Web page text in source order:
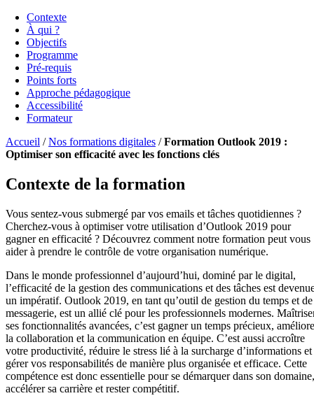
Contexte
À qui ?
Objectifs
Programme
Pré-requis
Points forts
Approche pédagogique
Accessibilité
Formateur
Accueil /Nos formations digitales /Formation Outlook 2019 :
Optimiser son efficacité avec les fonctions clés
Contexte de la formation
Vous sentez-vous submergé par vos emails et tâches quotidiennes ?
Cherchez-vous à optimiser votre utilisation d’Outlook 2019 pour
gagner en efficacité ? Découvrez comment notre formation peut vous
aider à prendre le contrôle de votre organisation numérique.
Dans le monde professionnel d’aujourd’hui, dominé par le digital,
l’efficacité de la gestion des communications et des tâches est
un impératif. Outlook 2019, en tant qu’outil de gestion du temps et de
messagerie, est un allié clé pour les professionnels modernes.
ses fonctionnalités avancées, c’est gagner un temps précieux,
la collaboration et la communication en équipe. C’est aussi accroître
votre productivité, réduire le stress lié à la surcharge d’informations et
gérer vos responsabilités de manière plus organisée et efficace. Cette
compétence est donc essentielle pour se démarquer dans son domaine,
accélérer sa carrière et rester compétitif.